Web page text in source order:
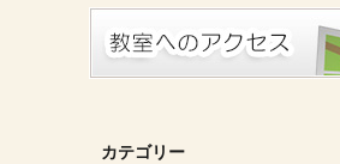
カテゴリー